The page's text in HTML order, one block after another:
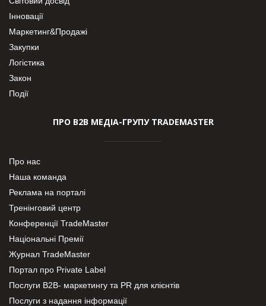
Інновації
Маркетинг&Продажі
Закупки
Логістика
Закон
Події
ПРО В2В МЕДІА-ГРУПУ TRADEMASTER
Про нас
Наша команда
Реклама на порталі
Тренінговий центр
Конференції TradeMaster
Національні Премії
Журнал TradeMaster
Портал про Private Label
Послуги В2В- маркетингу та PR для клієнтів
Послуги з надання інформації